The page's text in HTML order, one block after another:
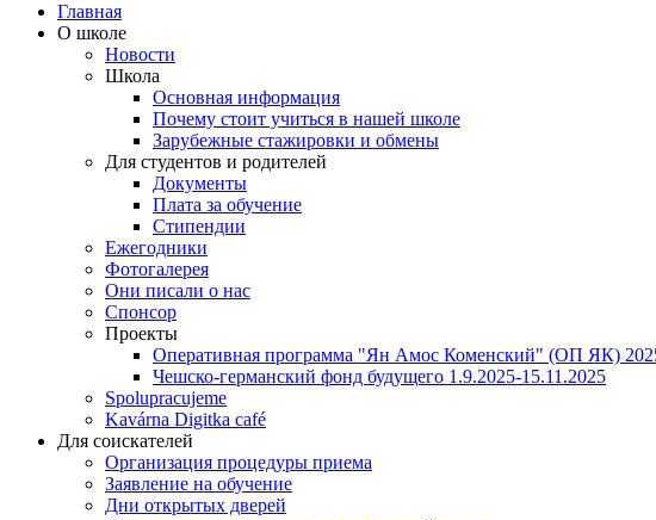
Главная
О школе
Новости
Школа
Основная информация
Почему стоит учиться в нашей школе
Зарубежные стажировки и обмены
Для студентов и родителей
Документы
Плата за обучение
Стипендии
Ежегодники
Фотогалерея
Они писали о нас
Спонсор
Проекты
Оперативная программа "Ян Амос Коменский" (ОП ЯК)
Чешско-германский фонд будущего 1.9.2025-15.11.2025
Spolupracujeme
Kavárna Digitka café
Для соискателей
Организация процедуры приема
Заявление на обучение
Дни открытых дверей